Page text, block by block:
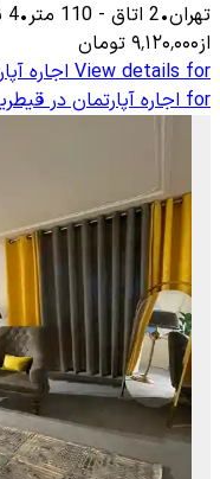
تهران•
2 اتاق -
110 متر•
4
از۹٬۱۲۰٬۰۰۰ تومان
View details for اجاره
for اجاره آپارتمان در